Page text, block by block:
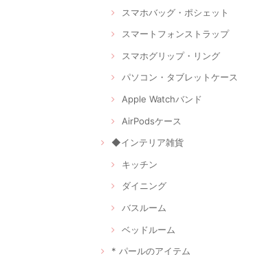
スマホバッグ・ポシェット
スマートフォンストラップ
スマホグリップ・リング
パソコン・タブレットケース
Apple Watchバンド
AirPodsケース
◆インテリア雑貨
キッチン
ダイニング
バスルーム
ベッドルーム
* パールのアイテム